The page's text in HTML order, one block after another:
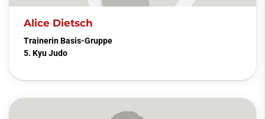
Alice Dietsch
Trainerin Basis-Gruppe
5. Kyu Judo